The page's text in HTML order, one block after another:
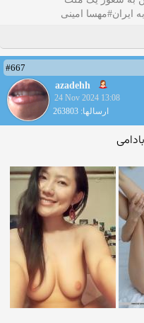
ایران#مهسا امینی
#667
azadehh
24 Nov 2024 13:08
ارسالها: 263803